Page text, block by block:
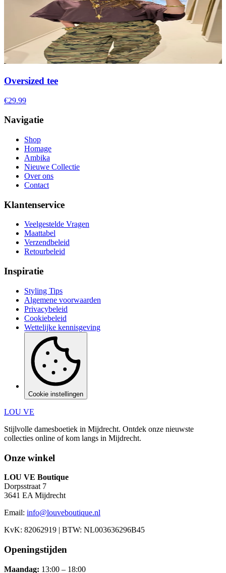
Oversized tee
€29.99
Navigatie
Shop
Homage
Ambika
Nieuwe Collectie
Over ons
Contact
Klantenservice
Veelgestelde Vragen
Maattabel
Verzendbeleid
Retourbeleid
Inspiratie
Styling Tips
Algemene voorwaarden
Privacybeleid
Cookiebeleid
Wettelijke kennisgeving
Cookie instellingen
LOU VE
Stijlvolle damesboetiek in Mijdrecht. Ontdek onze nieuwste
collecties online of kom langs in Mijdrecht.
Onze winkel
LOU VE Boutique
Dorpsstraat 7
3641 EA Mijdrecht
Email: info@louveboutique.nl
KvK: 82062919 | BTW: NL003636296B45
Openingstijden
Maandag: 13:00 – 18:00